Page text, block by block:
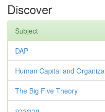
Discover
Subject
DAP
Human Capital and
The Big Five Theory